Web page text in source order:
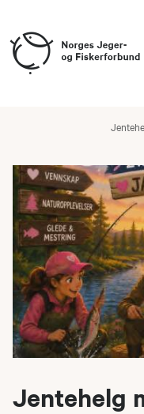
Jentehelg